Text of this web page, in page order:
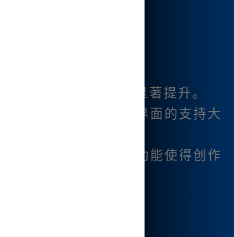
用户认为访问速度显著提升。
用户反馈显示，中文界面的支持大
创作灵感。
支持多种图文生成的功能使得创作